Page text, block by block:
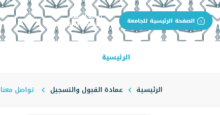
الصفحة الرئيسية للجامعة بوابة الجهة
عمادة القبول والتسجيل
الرئيسية
الرئيسية عمادة القبول والتسجيل تواصل معنا